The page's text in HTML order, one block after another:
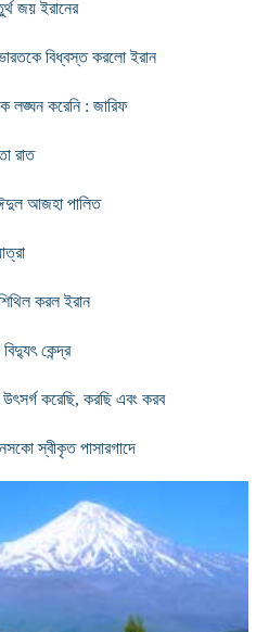
জয় ইরানের
বিধ্বস্ত করলো ইরান
লঙ্ঘন করেনি : জারিফ
রাত
ঈদুল আজহা পালিত
করল ইরান
কেন্দ্র
করেছি, করছি এবং করব
স্বীকৃত পাসারগাদে